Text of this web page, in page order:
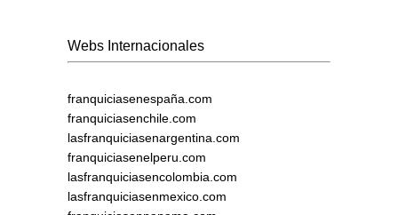
Webs Internacionales
franquiciasenespaña.com
franquiciasenchile.com
lasfranquiciasenargentina.com
franquiciasenelperu.com
lasfranquiciasencolombia.com
lasfranquiciasenmexico.com